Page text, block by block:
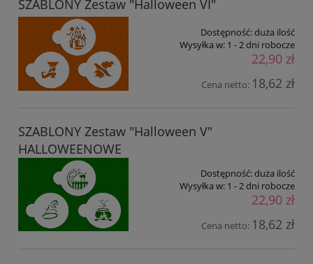
SZABLONY Zestaw "Halloween VI"
Dostępność:duża ilość
Wysyłka w: 1 - 2 dni robocze
22,90 zł
Cena netto: 18,62 zł
SZABLONY Zestaw "Halloween V"
HALLOWEENOWE
Dostępność:duża ilość
Wysyłka w: 1 - 2 dni robocze
22,90 zł
Cena netto: 18,62 zł